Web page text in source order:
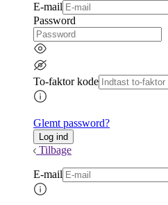
E-mail
Password
To-faktor kode
Glemt password?
Tilbage
E-mail